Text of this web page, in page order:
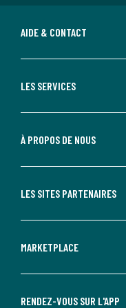
AIDE & CONTACT
LES SERVICES
À PROPOS DE NOUS
LES SITES PARTENAIRES
MARKETPLACE
RENDEZ-VOUS SUR L'APP